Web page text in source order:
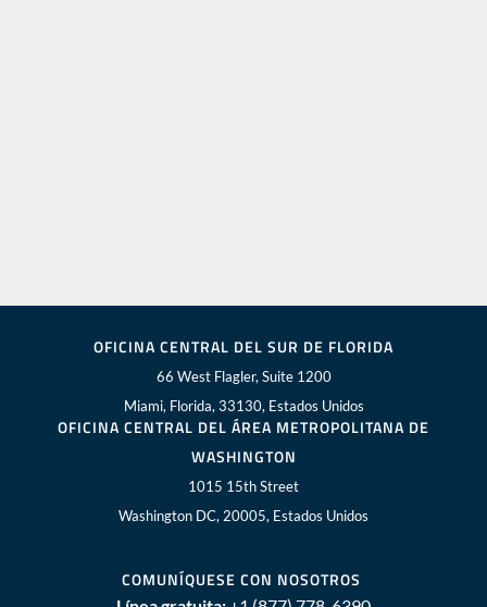
OFICINA CENTRAL DEL SUR DE FLORIDA
66 West Flagler, Suite 1200
Miami, Florida, 33130, Estados Unidos
OFICINA CENTRAL DEL ÁREA METROPOLITANA DE
WASHINGTON
1015 15th Street
Washington DC, 20005, Estados Unidos
COMUNÍQUESE CON NOSOTROS